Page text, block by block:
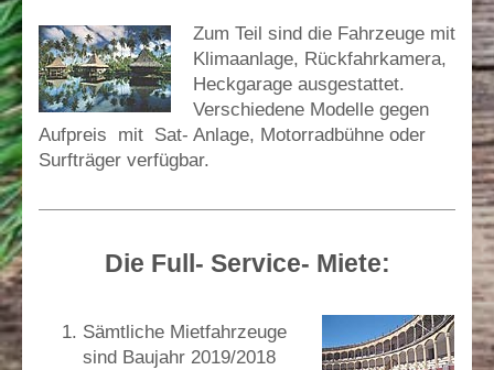
Zum Teil sind die Fahrzeuge mit
Klimaanlage, Rückfahrkamera,
Heckgarage ausgestattet.
Verschiedene Modelle gegen
Aufpreis mit Sat- Anlage, Motorradbühne oder
Surfträger verfügbar.
Die Full- Service- Miete:
Sämtliche Mietfahrzeuge
sind Baujahr 2019/2018